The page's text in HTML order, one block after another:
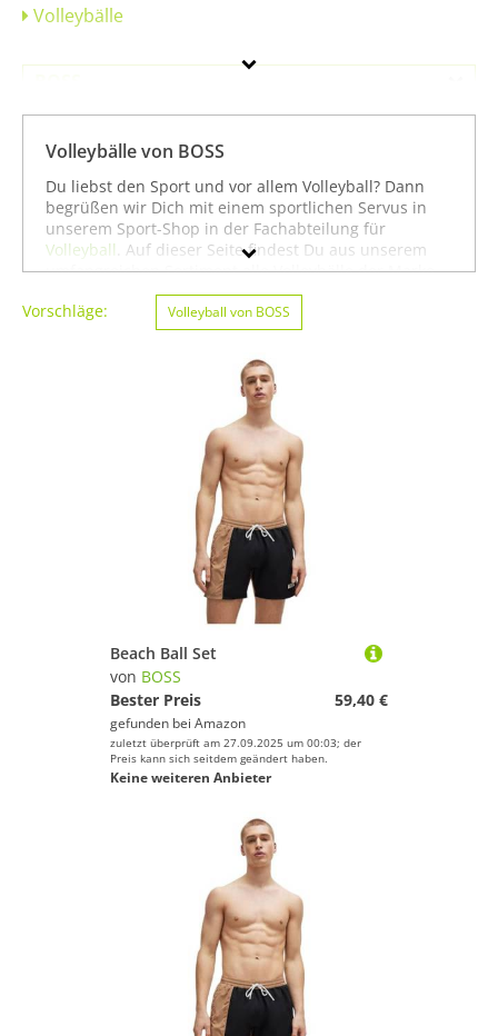
Volleybälle
Farbe
Volleybälle von BOSS
Du liebst den Sport und vor allem Volleyball? Dann
begrüßen wir Dich mit einem sportlichen Servus in
unserem Sport-Shop in der Fachabteilung für
Volleyball . Auf dieser Seite findest Du aus unserem
umfangreichen Sortiment alle Volleybälle der Marke
BOSS. Mit Hilfe der Filter am linken Seitenrand kannst
Du Dir auch
Volleybällevon anderen Marken anzeigen
lassen. Alternativ kannst Du Dich auch auf unserer
Seite mit sämtlichen Sportartikeln von
unter allen Produkten für den Sport
umsehen. Mit diesen Hinweisen wünschen wir
Dir viel Erfolg beim Suchen und vor allem weiter viel
Spaß und Erfolg beim Volleyball!
Vorschläge: Volleyball von BOSS
Beach Ball Set
von BOSS
Bester Preis
59,40 €
gefunden bei Amazon
zuletzt überprüft am 27.09.2025 um 00:03; der
Preis kann sich seitdem geändert haben.
Keine weiteren Anbieter